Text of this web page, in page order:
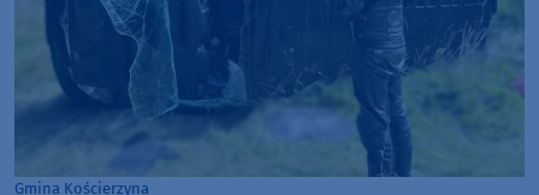
Gmina Kościerzyna